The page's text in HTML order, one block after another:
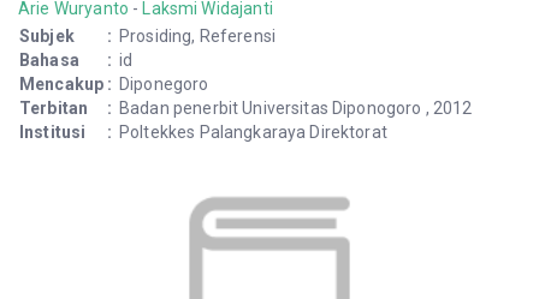
Arie Wuryanto - Laksmi Widajanti
Subjek
: Prosiding, Referensi
Bahasa
: id
Mencakup : Diponegoro
Terbitan
: Badan penerbit Universitas Diponogoro , 2012
Institusi
: Poltekkes Palangkaraya Direktorat